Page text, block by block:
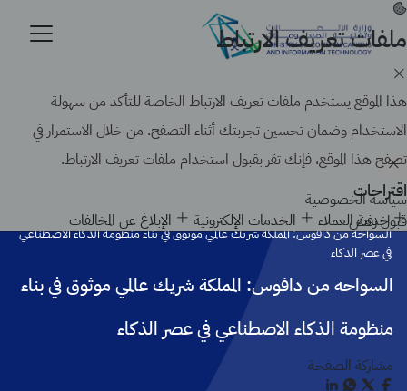
موقع حكومي رسمي تابع لحكومة المملكة العربية السعودية
كيف تتحقق
تجاوز
إلى
المحتوى
الرئيسي
اقتراحات
خدمة العملاء الخدمات الإلكترونية الإبلاغ عن المخالفات الرئيسية
أخبار الوزارة
السواحه من دافوس: المملكة شريك عالمي موثوق في بناء منظومة الذكاء الاصطناعي
في عصر الذكاء
السواحه من دافوس: المملكة شريك عالمي موثوق في بناء
منظومة الذكاء الاصطناعي في عصر الذكاء
مشاركة الصفحة
ملفات تعريف الارتباط
هذا الموقع يستخدم ملفات تعريف الارتباط الخاصة للتأكد من سهولة
الاستخدام وضمان تحسين تجربتك أثناء التصفح. من خلال الاستمرار في
تصفح هذا الموقع، فإنك تقر بقبول استخدام ملفات تعريف الارتباط.
سياسة الخصوصية
قبولرفض